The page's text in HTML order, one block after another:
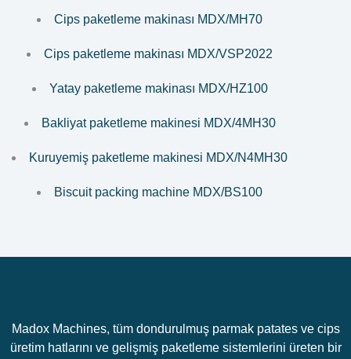
Cips paketleme makinası MDX/MH70
Cips paketleme makinası MDX/VSP2022
Yatay paketleme makinası MDX/HZ100
Bakliyat paketleme makinesi MDX/4MH30
Kuruyemiş paketleme makinesi MDX/N4MH30
Biscuit packing machine MDX/BS100
Madox Machines, tüm dondurulmuş parmak patates ve cips
üretim hatlarını ve gelişmiş paketleme sistemlerini üreten bir